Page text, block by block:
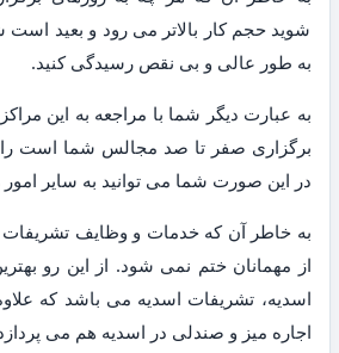
شوید حجم کار بالاتر می رود و بعید است
به طور عالی و بی نقص رسیدگی کنید.
به عبارت دیگر شما با مراجعه به این
برگزاری صفر تا صد مجالس شما است را
در این صورت شما می توانید به سایر
به خاطر آن که خدمات و وظایف تشریفات
از مهمانان ختم نمی شود. از این رو
اسدیه، تشریفات اسدیه می باشد که
اجاره میز و صندلی در اسدیه هم می